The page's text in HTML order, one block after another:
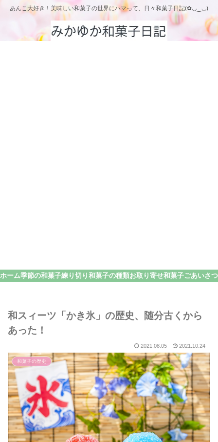
あんこ大好き！美味しい和菓子の世界にハマって、日々和菓子日記(✿◡‿◡)
ホーム季節の和菓子練り切り和菓子の種類お取り寄せ和菓子
和スィーツ「かき氷」の歴史、随分古くから
あった！
2021.08.05 2021.10.24
和菓子の歴史